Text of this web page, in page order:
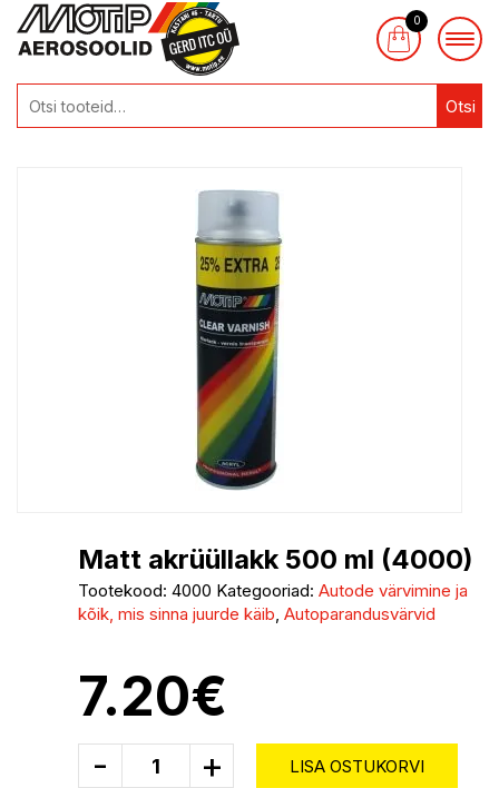
Otsi
0
Matt akrüüllakk 500 ml (4000)
Tootekood: 4000 Kategooriad: Autode värvimine ja
kõik, mis sinna juurde käib, Autoparandusvärvid
7.20€
- + LISA OSTUKORVI